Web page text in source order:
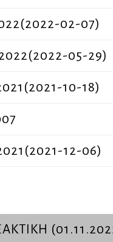
02-07)
05-29)
10-18)
12-06)